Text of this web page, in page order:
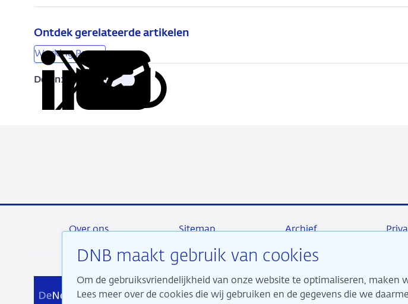
Ontdek gerelateerde artikelen
Working Papers
Delen:
Deel
via
DeelDeelKopieer
DNB maakt gebruik van cookies
Om de gebruiksvriendelijkheid van onze website te optimaliseren, maken
Lees meer over de cookies die wij gebruiken en de gegevens die we
Over ons Sitemap Archief
Wij maken ons sterk voor